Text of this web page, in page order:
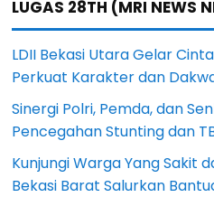
LUGAS 28TH (MRI NEWS
LDII Bekasi Utara Gelar
Perkuat Karakter dan
Sinergi Polri, Pemda, dan
Pencegahan Stunting dan
Kunjungi Warga Yang Sakit
Bekasi Barat Salurkan